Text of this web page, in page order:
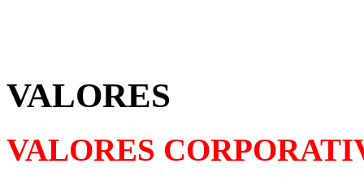
VALORES
VALORES